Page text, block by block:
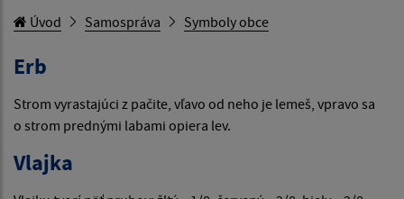
Úvod Samospráva Symboly obce
Erb
Strom vyrastajúci z pačite, vľavo od neho je lemeš, vpravo sa
o strom prednými labami opiera lev.
Vlajka